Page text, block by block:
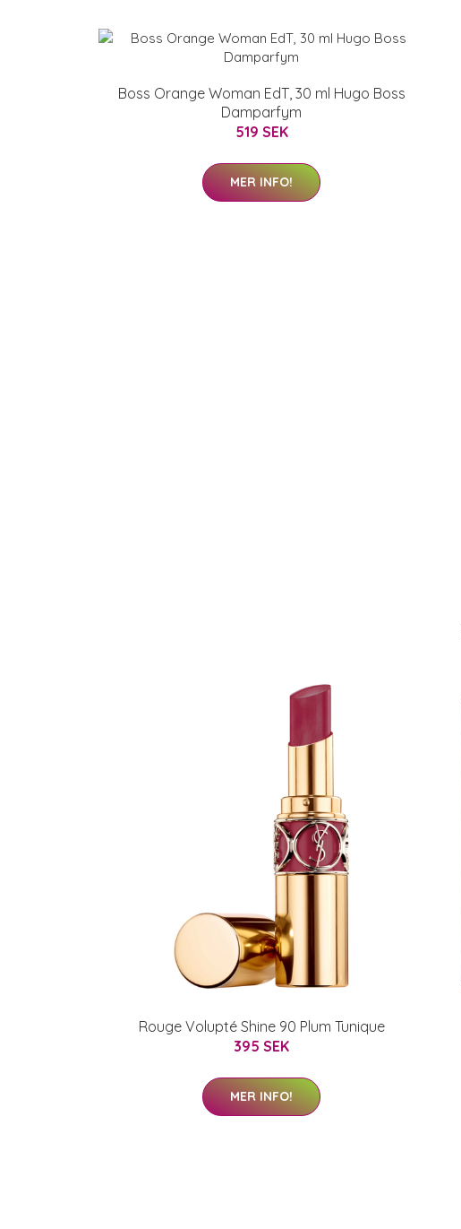
Boss Orange Woman EdT, 30 ml Hugo Boss
Damparfym
519 SEK
MER INFO!
Rouge Volupté Shine 90 Plum Tunique
395 SEK
MER INFO!